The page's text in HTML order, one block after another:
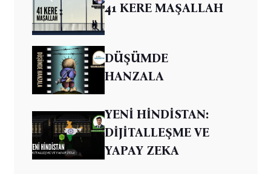
41 KERE MAŞALLAH
DÜŞÜMDE
HANZALA
YENİ HİNDİSTAN:
DİJİTALLEŞME VE
YAPAY ZEKA